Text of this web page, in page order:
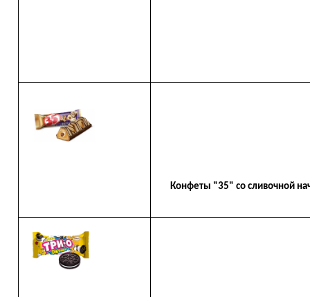
Конфеты "35" со сливочной